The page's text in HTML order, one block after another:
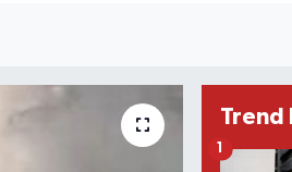
Trend
1